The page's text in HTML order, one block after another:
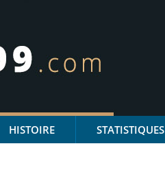
HISTOIRE STATISTIQUES